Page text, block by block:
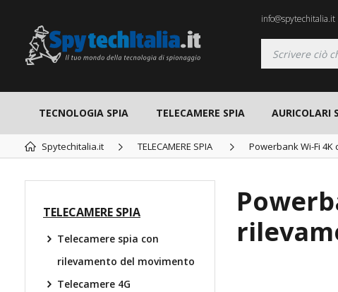
info@spytechitalia.it
TECNOLOGIA SPIA TELECAMERE SPIA AURICOLARI
Spytechitalia.it TELECAMERE SPIA Powerbank Wi-Fi
TELECAMERE SPIA
Telecamere spia con
rilevamento del movimento
Telecamere 4G